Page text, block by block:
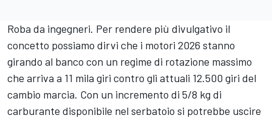
Roba da ingegneri. Per rendere più divulgativo il
concetto possiamo dirvi che i motori 2026 stanno
girando al banco con un regime di rotazione massimo
che arriva a 11 mila giri contro gli attuali 12.500 giri del
cambio marcia. Con un incremento di 5/8 kg di
carburante disponibile nel serbatoio si potrebbe uscire